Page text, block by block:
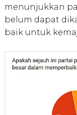
menunjukkan
belum dapat
baik untuk